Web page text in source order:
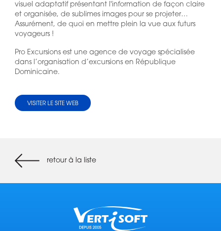
visuel adaptatif présentant l'information de façon claire
et organisée, de sublimes images pour se projeter…
Assurément, de quoi en mettre plein la vue aux futurs
voyageurs !
Pro Excursions est une agence de voyage spécialisée
dans l’organisation d’excursions en République
Dominicaine.
VISITER LE SITE WEB
retour à la liste